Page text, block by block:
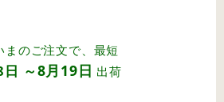
まのご注文で、最短
～8月19日 出荷